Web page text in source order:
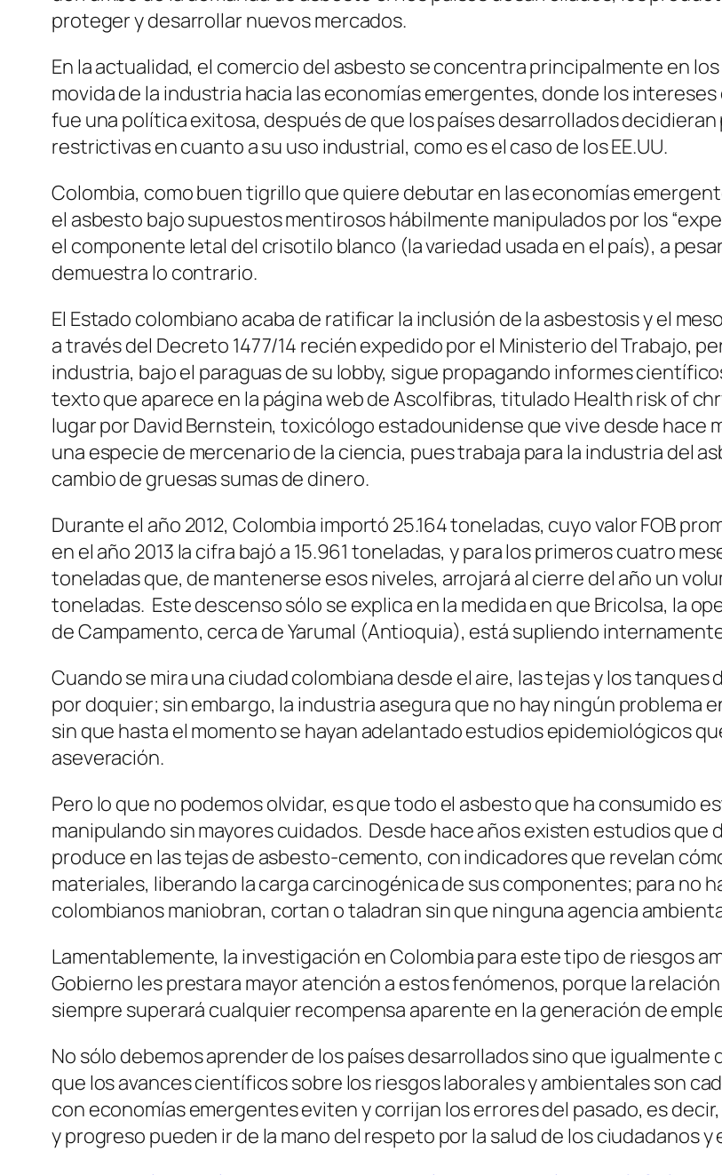
proteger y desarrollar nuevos mercados.
En la actualidad, el comercio del asbesto se concentra principalmente en
movida de la industria hacia las economías emergentes, donde los
fue una política exitosa, después de que los países desarrollados
restrictivas en cuanto a su uso industrial, como es el caso de los EE.UU.
Colombia, como buen tigrillo que quiere debutar en las economías
el asbesto bajo supuestos mentirosos hábilmente manipulados por los
el componente letal del crisotilo blanco (la variedad usada en el país), a
demuestra lo contrario.
El Estado colombiano acaba de ratificar la inclusión de la asbestosis y el
a través del Decreto 1477/14 recién expedido por el Ministerio del Trabajo,
industria, bajo el paraguas de su lobby, sigue propagando informes
texto que aparece en la página web de Ascolfibras, titulado Health risk of
lugar por David Bernstein, toxicólogo estadounidense que vive desde hace
una especie de mercenario de la ciencia, pues trabaja para la industria del
cambio de gruesas sumas de dinero.
Durante el año 2012, Colombia importó 25.164 toneladas, cuyo valor FOB
en el año 2013 la cifra bajó a 15.961 toneladas, y para los primeros cuatro
toneladas que, de mantenerse esos niveles, arrojará al cierre del año un
toneladas. Este descenso sólo se explica en la medida en que Bricolsa, la
de Campamento, cerca de Yarumal (Antioquia), está supliendo
Cuando se mira una ciudad colombiana desde el aire, las tejas y los
por doquier; sin embargo, la industria asegura que no hay ningún problema
sin que hasta el momento se hayan adelantado estudios epidemiológicos
aseveración.
Pero lo que no podemos olvidar, es que todo el asbesto que ha consumido
manipulando sin mayores cuidados. Desde hace años existen estudios
produce en las tejas de asbesto-cemento, con indicadores que revelan
materiales, liberando la carga carcinogénica de sus componentes; para no
colombianos maniobran, cortan o taladran sin que ninguna agencia
Lamentablemente, la investigación en Colombia para este tipo de riesgos
Gobierno les prestara mayor atención a estos fenómenos, porque la
siempre superará cualquier recompensa aparente en la generación de
No sólo debemos aprender de los países desarrollados sino que igualmente
que los avances científicos sobre los riesgos laborales y ambientales son
con economías emergentes eviten y corrijan los errores del pasado, es
y progreso pueden ir de la mano del respeto por la salud de los ciudadanos y